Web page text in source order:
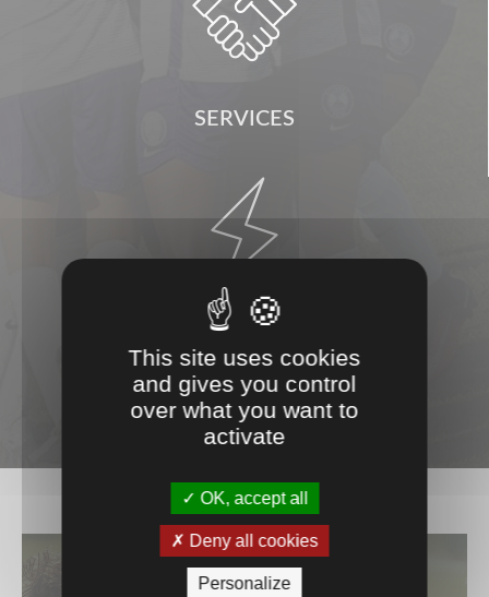
SERVICES

RÉACTIVITÉ
This site uses cookies
and gives you control
over what you want to
activate
OK, accept all
Deny all cookies
Personalize